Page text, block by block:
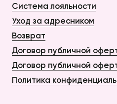
Система лояльности
Уход за адресником
Возврат
Договор публичной
Договор публичной
Политика